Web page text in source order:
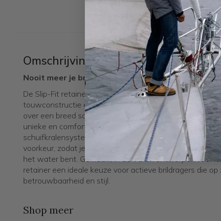
Omschrijving
Nooit meer je bril kwijt met een Chums brillenkoord
De Slip-Fit retainer is al meer dan 40 jaar een favoriet
touwconstructie en doordachte ontwerp. De rubberen
over een breed scala aan brilmonturen en zitten vóór de
unieke en comfortabele pasvorm zonder drukpunten.
schuifkralensysteem kun je de retainer eenvoudig
voorkeur, zodat je bril altijd stevig en veilig blijft zitten –
het water bent. Gemaakt in de VS en ontworpen voor
retainer een ideale keuze voor actieve brildragers die
betrouwbaarheid en stijl.
Shop meer